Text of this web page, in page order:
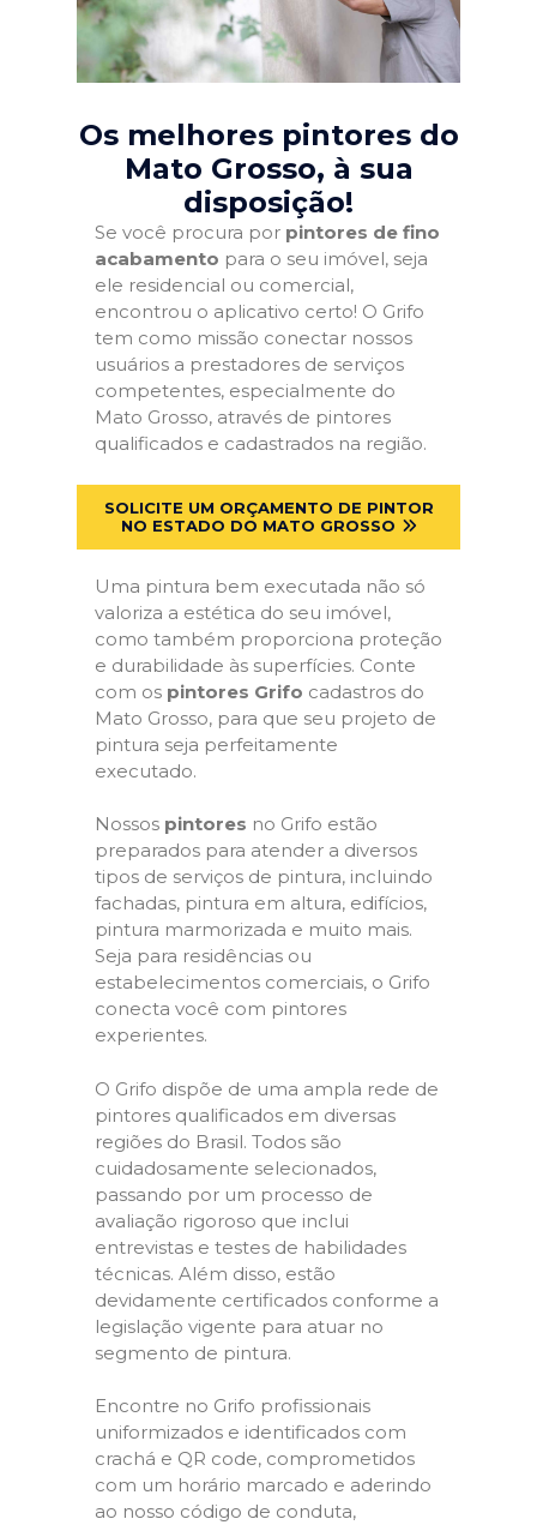
Os melhores pintores do
Mato Grosso, à sua
disposição!
Se você procura por pintores de fino
acabamento para o seu imóvel, seja
ele residencial ou comercial,
encontrou o aplicativo certo! O Grifo
tem como missão conectar nossos
usuários a prestadores de serviços
competentes, especialmente do
Mato Grosso, através de pintores
qualificados e cadastrados na região.
SOLICITE UM ORÇAMENTO DE PINTOR
NO ESTADO DO MATO GROSSO
Uma pintura bem executada não só
valoriza a estética do seu imóvel,
como também proporciona proteção
e durabilidade às superfícies. Conte
com os pintores Grifo cadastros do
Mato Grosso, para que seu projeto de
pintura seja perfeitamente
executado.
Nossos pintores no Grifo estão
preparados para atender a diversos
tipos de serviços de pintura, incluindo
fachadas, pintura em altura, edifícios,
pintura marmorizada e muito mais.
Seja para residências ou
estabelecimentos comerciais, o Grifo
conecta você com pintores
experientes.
O Grifo dispõe de uma ampla rede de
pintores qualificados em diversas
regiões do Brasil. Todos são
cuidadosamente selecionados,
passando por um processo de
avaliação rigoroso que inclui
entrevistas e testes de habilidades
técnicas. Além disso, estão
devidamente certificados conforme a
legislação vigente para atuar no
segmento de pintura.
Encontre no Grifo profissionais
uniformizados e identificados com
crachá e QR code, comprometidos
com um horário marcado e aderindo
ao nosso código de conduta,